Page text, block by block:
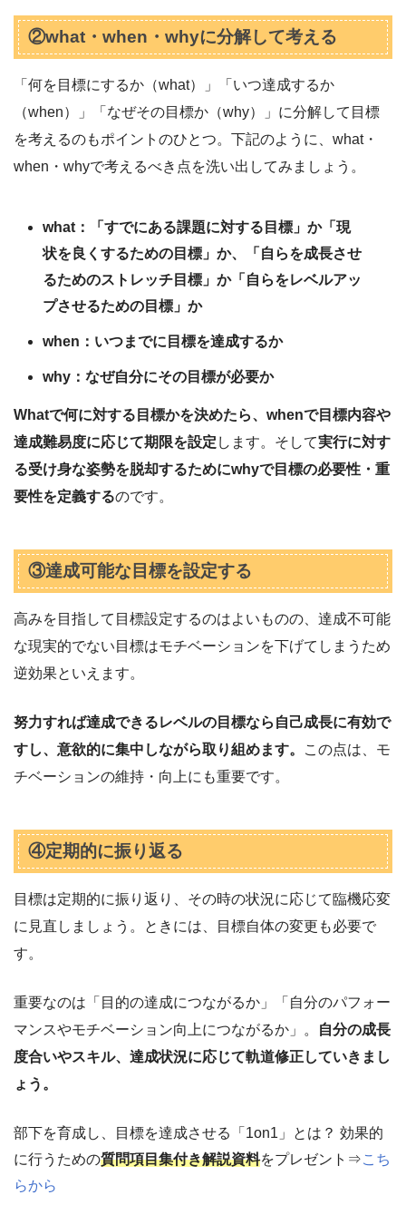
②what・when・whyに分解して考える
「何を目標にするか（what）」「いつ達成するか
（when）」「なぜその目標か（why）」に分解して目標
を考えるのもポイントのひとつ。下記のように、what・
when・whyで考えるべき点を洗い出してみましょう。
what：「すでにある課題に対する目標」か「現
状を良くするための目標」か、「自らを成長させ
るためのストレッチ目標」か「自らをレベルアッ
プさせるための目標」か
when：いつまでに目標を達成するか
why：なぜ自分にその目標が必要か
Whatで何に対する目標かを決めたら、whenで目標内容や
達成難易度に応じて期限を設定 します。そして実行に対す
る受け身な姿勢を脱却するためにwhyで目標の必要性・重
要性を定義するのです。
③達成可能な目標を設定する
高みを目指して目標設定するのはよいものの、達成不可能
な現実的でない目標はモチベーションを下げてしまうため
逆効果といえます。
努力すれば達成できるレベルの目標なら自己成長に有効で
すし、意欲的に集中しながら取り組めます。
この点は、モ
チベーションの維持・向上にも重要です。
④定期的に振り返る
目標は定期的に振り返り、その時の状況に応じて臨機応変
に見直しましょう。ときには、目標自体の変更も必要で
す。
重要なのは「目的の達成につながるか」「自分のパフォー
マンスやモチベーション向上につながるか」。
自分の成長
度合いやスキル、達成状況に応じて軌道修正していきまし
ょう。
部下を育成し、目標を達成させる「1on1」とは？ 効果的
に行うための質問項目集付き解説資料をプレゼント⇒こち
らから